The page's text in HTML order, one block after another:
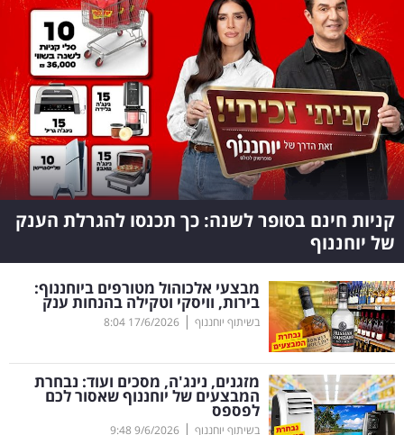
הנבחרת
השוק
תקשורת
ומדיה
כסף
וצרכנות
נדל"ן
דיגיטל
וטק
שיווק
ופרסום
משפט
קניות חינם בסופר לשנה: כך תכנסו להגרלת הענק
של יוחננוף
מבצעי אלכוהול מטורפים ביוחננוף:
בירות, וויסקי וטקילה בהנחות ענק
בשיתוף יוחננוף |
17/6/2026
8:04
מזגנים, נינג'ה, מסכים ועוד: נבחרת
המבצעים של יוחננוף שאסור לכם
לפספס
בשיתוף יוחננוף |
9/6/2026
9:48